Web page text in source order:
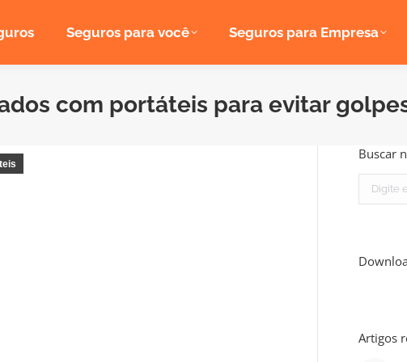
Seguros para você Seguros para Empresa
com portáteis para evitar
Buscar
Search:
Artigos